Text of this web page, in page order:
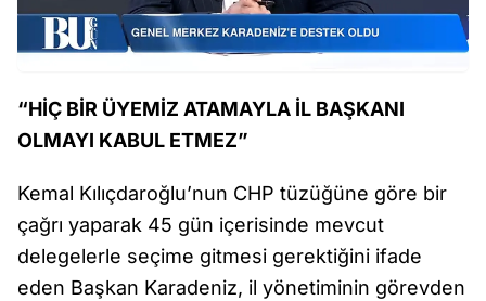
“HİÇ BİR ÜYEMİZ ATAMAYLA İL BAŞKANI
OLMAYI KABUL ETMEZ”
Kemal Kılıçdaroğlu’nun CHP tüzüğüne göre bir
çağrı yaparak 45 gün içerisinde mevcut
delegelerle seçime gitmesi gerektiğini ifade
eden Başkan Karadeniz, il yönetiminin görevden